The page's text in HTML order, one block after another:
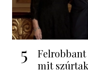
5
mit